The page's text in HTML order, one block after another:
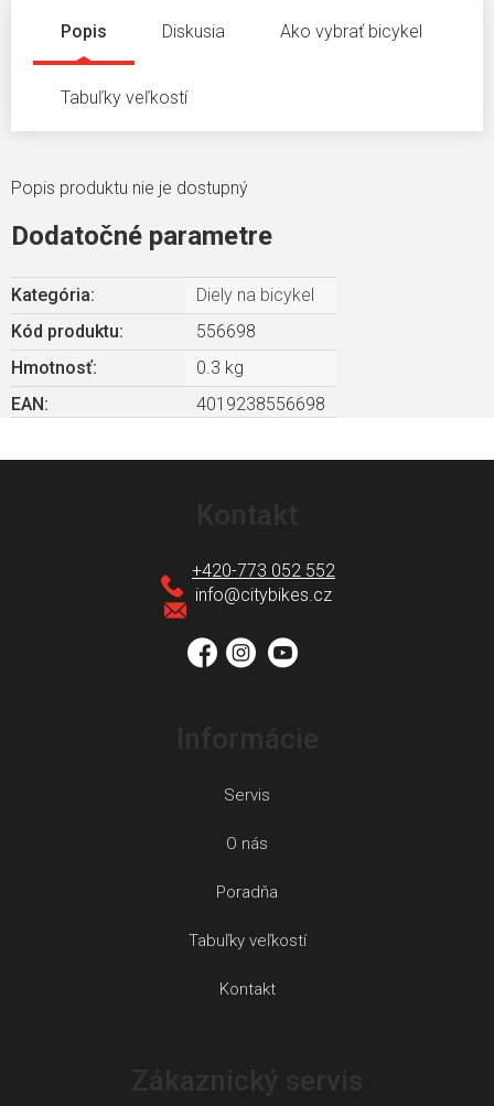
Popis Diskusia Ako vybrať bicykel
Tabuľky veľkostí
Popis produktu nie je dostupný
Dodatočné parametre
Kategória:
Diely na bicykel
Kód produktu:
556698
Hmotnosť:
0.3 kg
EAN : 4019238556698
info@citybikes.cz
+420-773 052 552
Servis
O nás
Poradňa
Tabuľky veľkostí
Kontakt